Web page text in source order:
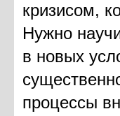
кризисом,
Нужно
в новых
процессы